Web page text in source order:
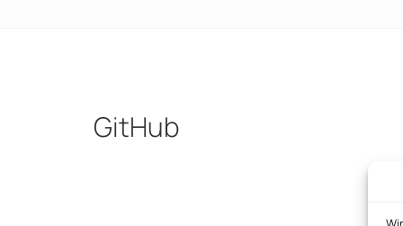
GitHub